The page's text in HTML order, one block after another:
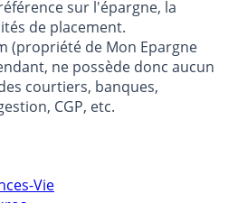
France, en ligne depuis 2001.
sur l'épargne, la
de placement.
(propriété de Mon Epargne
ne possède donc aucun
CGP, etc.